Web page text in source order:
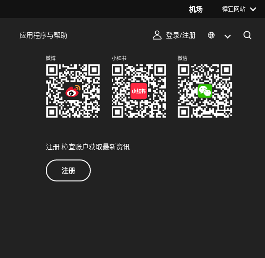
机场 樟宜网站
应用程序与帮助 登录/注册
微博 小红书 微信
注册 樟宜账户获取最新资讯
注册